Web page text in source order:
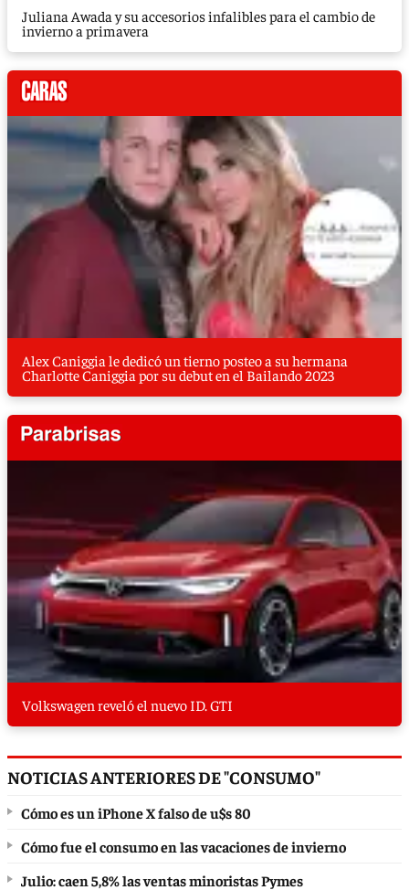
Juliana Awada y su accesorios infalibles para el cambio de
invierno a primavera
Alex Caniggia le dedicó un tierno posteo a su hermana
Charlotte Caniggia por su debut en el Bailando 2023
Volkswagen reveló el nuevo ID. GTI
NOTICIAS ANTERIORES DE "CONSUMO"
Cómo es un iPhone X falso de u$s 80
Cómo fue el consumo en las vacaciones de invierno
Julio: caen 5,8% las ventas minoristas Pymes